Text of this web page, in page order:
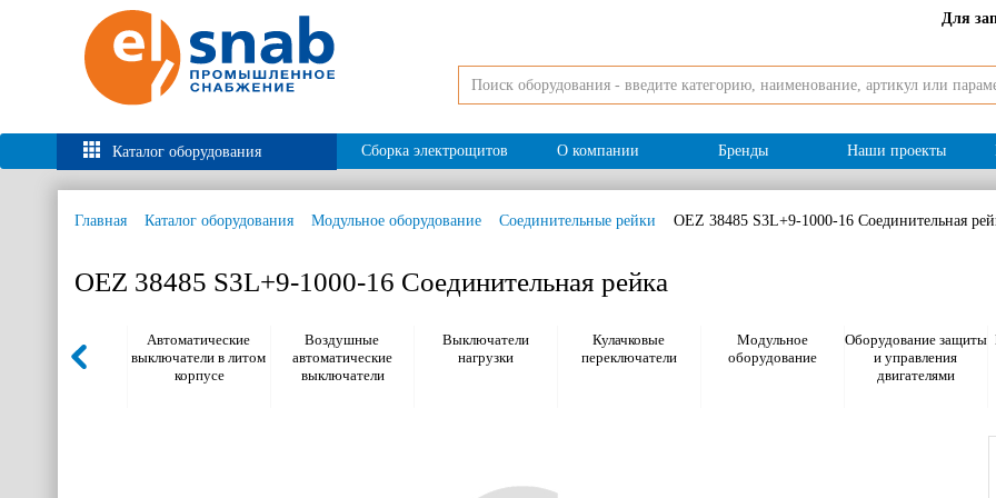
Для
Каталог оборудования Сборка электрощитов О компании Бренды Наши проекты
Главная Каталог оборудования Модульное оборудование Соединительные рейки OEZ 38485 S3L+9-1000-16 Соединительная
OEZ 38485 S3L+9-1000-16 Соединительная рейка
Автоматические
выключатели в литом
корпусе
Воздушные
автоматические
выключатели
Выключатели
нагрузки
Кулачковые
переключатели
Модульное
оборудование
Оборудование защиты
и управления
двигателями